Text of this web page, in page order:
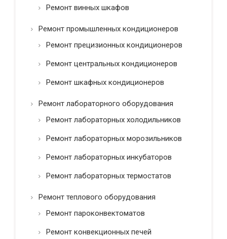
Ремонт винных шкафов
Ремонт промышленных кондиционеров
Ремонт прецизионных кондиционеров
Ремонт центральных кондиционеров
Ремонт шкафных кондиционеров
Ремонт лабораторного оборудования
Ремонт лабораторных холодильников
Ремонт лабораторных морозильников
Ремонт лабораторных инкубаторов
Ремонт лабораторных термостатов
Ремонт теплового оборудования
Ремонт пароконвектоматов
Ремонт конвекционных печей